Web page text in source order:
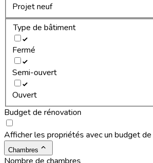
Projet neuf
Type de bâtiment
Fermé
Semi-ouvert
Ouvert
Budget de rénovation
Afficher les propriétés avec un budget
Chambres